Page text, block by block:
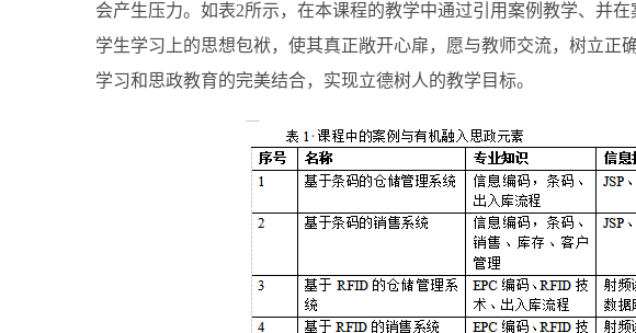
会产生压力。如表2所示，在本课程的教学中通过引用案例教学、并
学生学习上的思想包袱，使其真正敞开心扉，愿与教师交流，树立正
学习和思政教育的完美结合，实现立德树人的教学目标。